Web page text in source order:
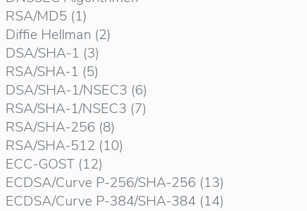
RSA/MD5 (1)
Diffie Hellman (2)
DSA/SHA-1 (3)
RSA/SHA-1 (5)
DSA/SHA-1/NSEC3 (6)
RSA/SHA-1/NSEC3 (7)
RSA/SHA-256 (8)
RSA/SHA-512 (10)
ECC-GOST (12)
ECDSA/Curve P-256/SHA-256 (13)
ECDSA/Curve P-384/SHA-384 (14)